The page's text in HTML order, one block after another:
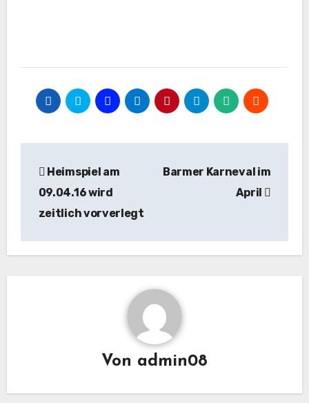
Heimspiel am
09.04.16 wird
zeitlich vorverlegt
Barmer Karneval im
April
Von admin08